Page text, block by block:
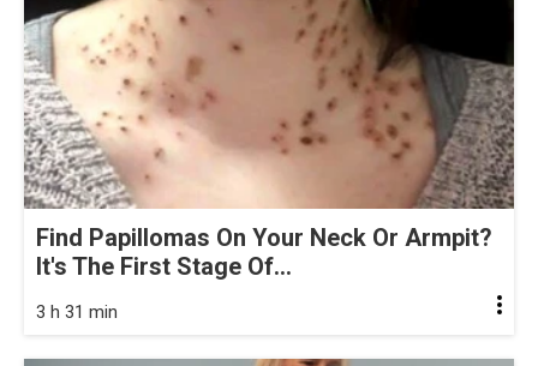
Find Papillomas On Your Neck Or Armpit?
It's The First Stage Of...
3 h 31 min